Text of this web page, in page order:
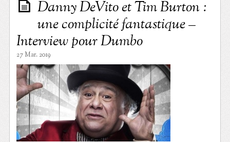
Danny DeVito et Tim Burton :
une complicité fantastique –
Interview pour Dumbo
27 Mar. 2019